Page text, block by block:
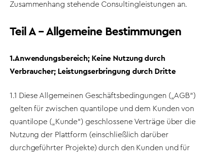
Zusammenhang stehende Consultingleistungen an.
Teil A – Allgemeine Bestimmungen
1.Anwendungsbereich; Keine Nutzung durch
Verbraucher; Leistungserbringung durch Dritte
1.1 Diese Allgemeinen Geschäftsbedingungen („AGB“)
gelten für zwischen quantilope und dem Kunden von
quantilope („Kunde“) geschlossene Verträge über die
Nutzung der Plattform (einschließlich darüber
durchgeführter Projekte) durch den Kunden und für